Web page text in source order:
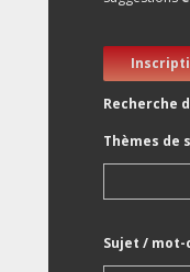
Recherche
Thèmes de
Sujet / mot-